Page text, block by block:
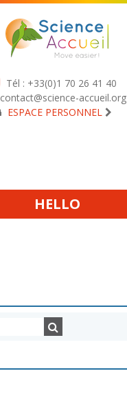
Tél : +33(0)1 70 26 41 40
contact@science-accueil.org
ESPACE PERSONNEL
HELLO